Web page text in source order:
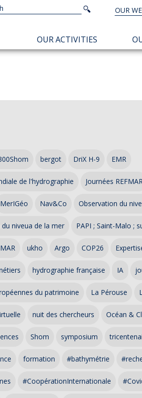
NOS
OUR
Search
Search
OUR ACTIVITIES
bergot DriX H-9 EMR
de l'hydrographie Journées
MerIGéo Nav&Co Observation du
niveua de la mer PAPI ; Saint-Malo ;
ukho Argo COP26
hydrographie française IA
du patrimoine La Pérouse
nuit des chercheurs Océan &
Shom symposium
formation #bathymétrie
#CoopérationInternationale